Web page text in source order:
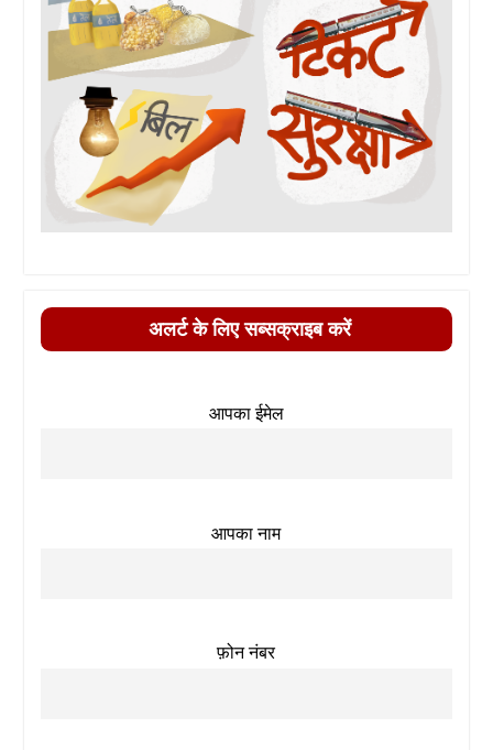
अलर्ट के लिए सब्सक्राइब करें
आपका ईमेल
आपका नाम
फ़ोन नंबर